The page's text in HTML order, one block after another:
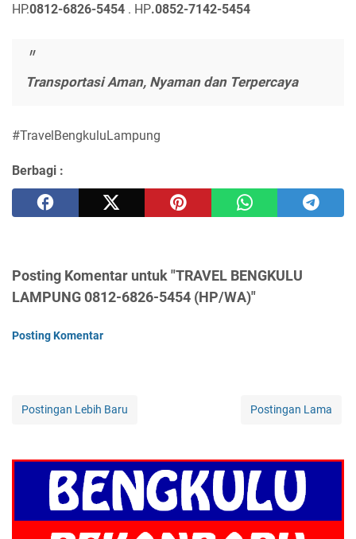
HP.0812-6826-5454 . HP.0852-7142-5454
Transportasi Aman, Nyaman dan Terpercaya
#TravelBengkuluLampung
Berbagi :
Posting Komentar untuk "TRAVEL BENGKULU
LAMPUNG 0812-6826-5454 (HP/WA)"
Posting Komentar
Postingan Lebih Baru Postingan Lama